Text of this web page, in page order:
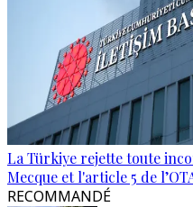
La Türkiye rejette toute
Mecque et l'article 5 de
RECOMMANDÉ